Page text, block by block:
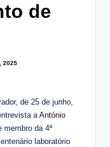
de
2025
de 25 de junho,
aAntónio
membro da 4ª
laboratório